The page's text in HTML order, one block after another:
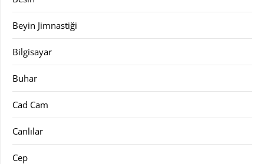
Beyin Jimnastiği
Bilgisayar
Buhar
Cad Cam
Canlılar
Cep